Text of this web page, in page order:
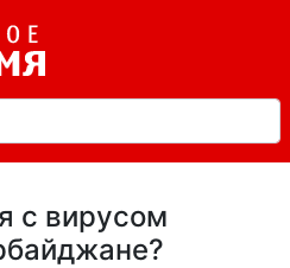
с вирусом